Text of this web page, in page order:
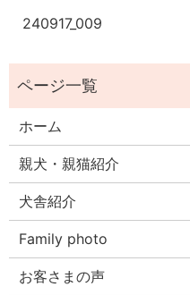
240917_009
ホーム
親犬・親猫紹介
犬舎紹介
Family photo
お客さまの声